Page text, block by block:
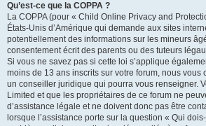
Qu’est-ce que la COPPA ?
La COPPA (pour « Child Online Privacy and
États-Unis d’Amérique qui demande aux sites
potentiellement des informations sur les mineurs
consentement écrit des parents ou des tuteurs
Si vous ne savez pas si cette loi s’applique
moins de 13 ans inscrits sur votre forum, nous vous
un conseiller juridique qui pourra vous renseigner.
Limited et que les propriétaires de ce forum ne
d’assistance légale et ne doivent donc pas être
lorsque l’assistance porte sur la question « Qui